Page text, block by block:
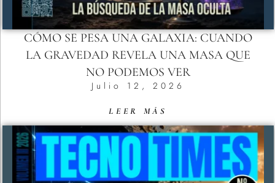
CÓMO SE PESA UNA GALAXIA: CUANDO
LA GRAVEDAD REVELA UNA MASA QUE
NO PODEMOS VER
Julio 12, 2026
LEER MÁS